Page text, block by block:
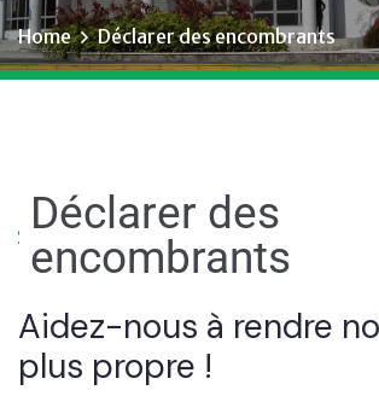
Home Déclarer des encombrants
Déclarer des
encombrants
Aidez-nous à rendre
plus propre !